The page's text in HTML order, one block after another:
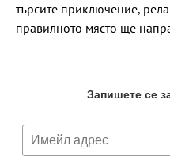
търсите приключение,
правилното място ще